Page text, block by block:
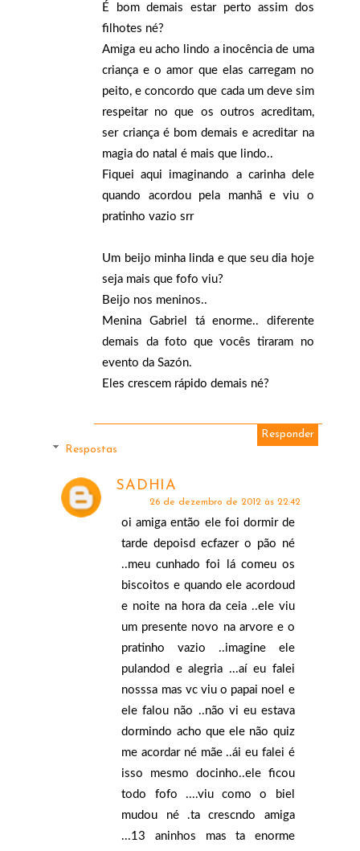
É bom demais estar perto assim dos
filhotes né?
Amiga eu acho lindo a inocência de uma
criança e o amor que elas carregam no
peito, e concordo que cada um deve sim
respeitar no que os outros acreditam,
ser criança é bom demais e acreditar na
magia do natal é mais que lindo..
Fiquei aqui imaginando a carinha dele
quando acordou pela manhã e viu o
pratinho vazio srr
Um beijo minha linda e que seu dia hoje
seja mais que fofo viu?
Beijo nos meninos..
Menina Gabriel tá enorme.. diferente
demais da foto que vocês tiraram no
evento da Sazón.
Eles crescem rápido demais né?
Responder
Respostas
SADHIA
26 de dezembro de 2012 às 22:42
oi amiga então ele foi dormir de
tarde depoisd ecfazer o pão né
..meu cunhado foi lá comeu os
biscoitos e quando ele acordoud
e noite na hora da ceia ..ele viu
um presente novo na arvore e o
pratinho vazio ..imagine ele
pulandod e alegria ...aí eu falei
nosssa mas vc viu o papai noel e
ele falou não ..não vi eu estava
dormindo acho que ele não quiz
me acordar né mãe ..ái eu falei é
isso mesmo docinho..ele ficou
todo fofo ....viu como o biel
mudou né .ta crescndo amiga
...13 aninhos mas ta enorme